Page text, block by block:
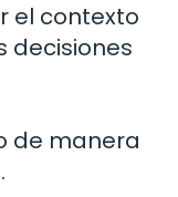
el contexto
decisiones
de manera